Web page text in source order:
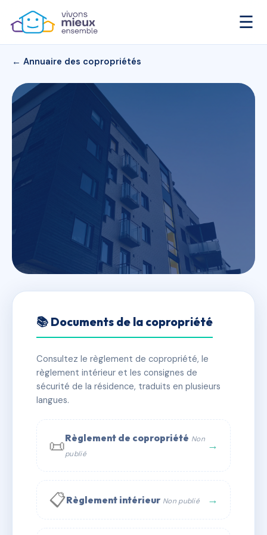
☰
← Annuaire des copropriétés
LE PROVENCE
✓ Immatriculée 🏠 37 lots 🏗 1 bâtiment(s)
📞 Contacter Syndic Digital
📚 Documents de la copropriété
Consultez le règlement de copropriété, le
règlement intérieur et les consignes de
sécurité de la résidence, traduits en plusieurs
langues.
📜Règlement de copropriété Non
publié
→
📋Règlement intérieur Non publié →